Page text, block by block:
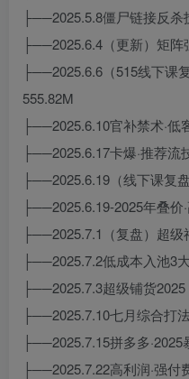
├──2025.5.8僵尸链接反杀
├──2025.6.4（更新）矩阵
├──2025.6.6（515线下课
555.82M
├──2025.6.10官补禁术·低
├──2025.6.17卡爆·推荐流
├──2025.6.19（线下课复
├──2025.6.19-2025年叠价
├──2025.7.1（复盘）超
├──2025.7.2低成本入池3
├──2025.7.3超级铺货
├──2025.7.10七月综合打
├──2025.7.15拼多多
├──2025.7.22高利润·强付